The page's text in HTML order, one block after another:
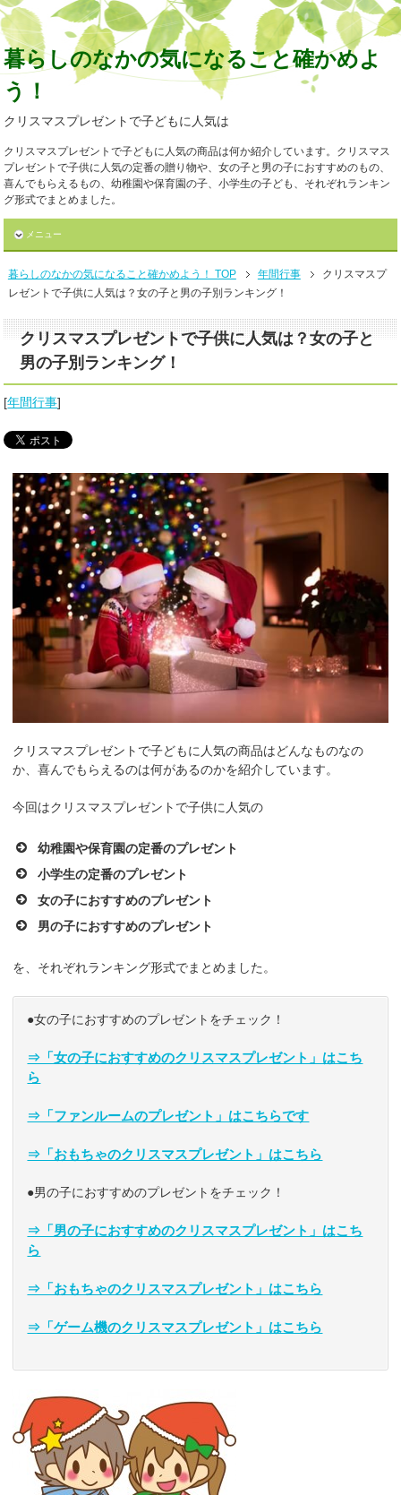
暮らしのなかの気になること確かめよ
う！
クリスマスプレゼントで子どもに人気は
クリスマスプレゼントで子どもに人気の商品は何か紹介しています。クリスマス
プレゼントで子供に人気の定番の贈り物や、女の子と男の子におすすめのもの、
喜んでもらえるもの、幼稚園や保育園の子、小学生の子ども、それぞれランキン
グ形式でまとめました。
メニュー
暮らしのなかの気になること確かめよう！ TOP 年間行事
クリスマスプ
レゼントで子供に人気は？女の子と男の子別ランキング！
クリスマスプレゼントで子供に人気は？女の子と
男の子別ランキング！
[年間行事]
クリスマスプレゼントで子どもに人気の商品はどんなものなの
か、喜んでもらえるのは何があるのかを紹介しています。
今回はクリスマスプレゼントで子供に人気の
幼稚園や保育園の定番のプレゼント
小学生の定番のプレゼント
女の子におすすめのプレゼント
男の子におすすめのプレゼント
を、それぞれランキング形式でまとめました。
●女の子におすすめのプレゼントをチェック！
⇒「女の子におすすめのクリスマスプレゼント」はこち
ら
⇒「ファンルームのプレゼント」はこちらです
⇒「おもちゃのクリスマスプレゼント」はこちら
●男の子におすすめのプレゼントをチェック！
⇒「男の子におすすめのクリスマスプレゼント」はこち
ら
⇒「おもちゃのクリスマスプレゼント」はこちら
⇒「ゲーム機のクリスマスプレゼント」はこちら